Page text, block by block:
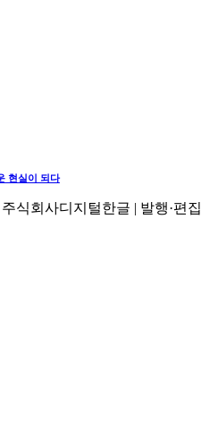
현실이 되다
식회사디지털한글 | 발행·편